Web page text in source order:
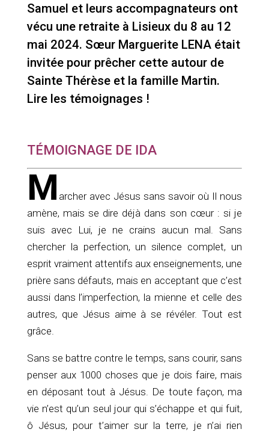
Samuel et leurs accompagnateurs ont
vécu une retraite à Lisieux du 8 au 12
mai 2024. Sœur Marguerite LENA était
invitée pour prêcher cette autour de
Sainte Thérèse et la famille Martin.
Lire les témoignages !
TÉMOIGNAGE DE IDA
M archer avec Jésus sans savoir où Il nous
amène, mais se dire déjà dans son cœur : si je
suis avec Lui, je ne crains aucun mal. Sans
chercher la perfection, un silence complet, un
esprit vraiment attentifs aux enseignements, une
prière sans défauts, mais en acceptant que c’est
aussi dans l’imperfection, la mienne et celle des
autres, que Jésus aime à se révéler. Tout est
grâce.
Sans se battre contre le temps, sans courir, sans
penser aux 1000 choses que je dois faire, mais
en déposant tout à Jésus. De toute façon, ma
vie n’est qu’un seul jour qui s’échappe et qui fuit,
ô Jésus, pour t’aimer sur la terre, je n’ai rien